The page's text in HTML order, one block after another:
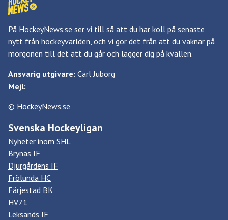
På HockeyNews.se ser vi till så att du har koll på senaste
nytt från hockeyvärlden, och vi gör det från att du vaknar på
morgonen till det att du går och lägger dig på kvällen.
Ansvarig utgivare: Carl Juborg
Mejl:
© HockeyNews.se
Svenska Hockeyligan
Nyheter inom SHL
Brynäs IF
Djurgårdens IF
Frölunda HC
Färjestad BK
HV71
Leksands IF